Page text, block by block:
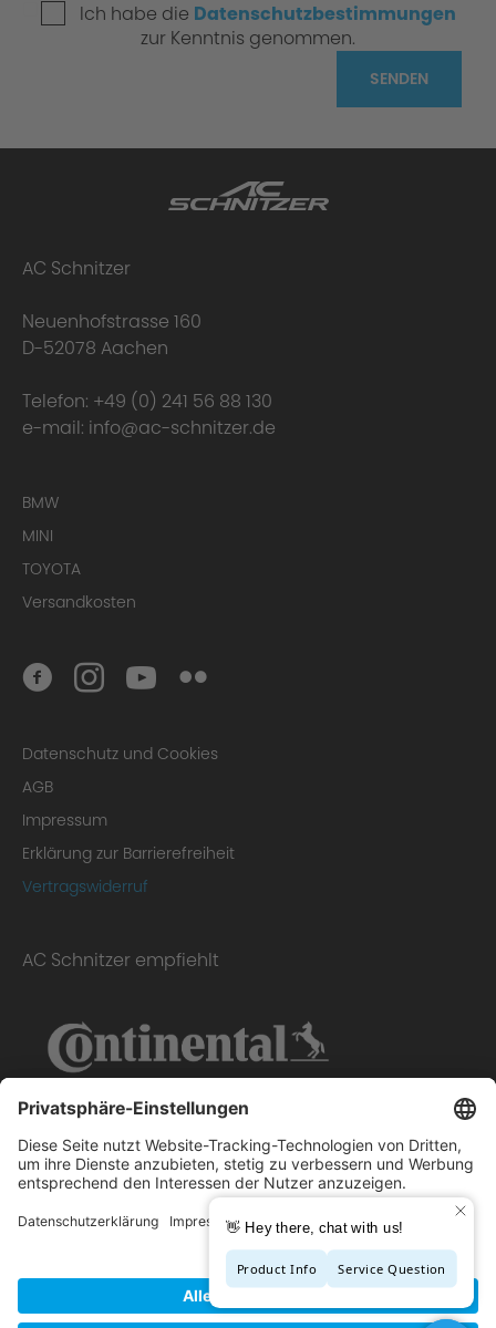
Ich habe die Datenschutzbestimmungen
zur Kenntnis genommen.
SENDEN
AC Schnitzer
Neuenhofstrasse 160
D-52078 Aachen
Telefon: +49 (0) 241 56 88 130
e-mail: info@ac-schnitzer.de
BMW
MINI
TOYOTA
Versandkosten
Datenschutz und Cookies
AGB
Impressum
Erklärung zur Barrierefreiheit
Vertragswiderruf
AC Schnitzer empfiehlt